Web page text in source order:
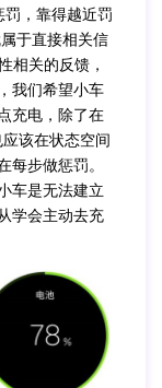
，靠得越近罚
于直接相关信
相关的反馈，
我们希望小车
充电，除了在
该在状态空间
步做惩罚。
车是无法建立
学会主动去充